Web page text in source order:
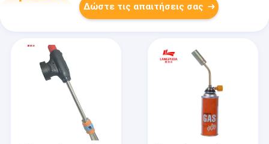
Δώστε τις απαιτήσεις σας